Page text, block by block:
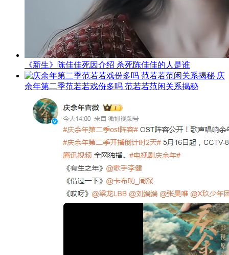
《新生》陈佳佳死因介绍 杀死陈佳佳的人是谁
庆
余年第二季范若若戏份多吗 范若若范闲关系揭秘